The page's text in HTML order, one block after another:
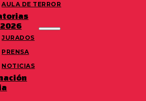
AULA DE TERROR
JURADOS
PRENSA
NOTICIAS